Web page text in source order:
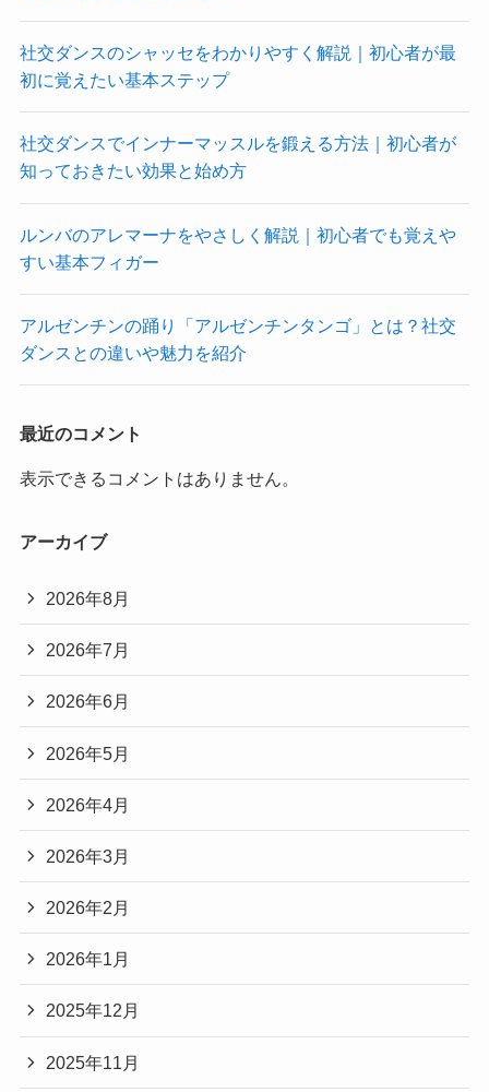
社交ダンスのシャッセをわかりやすく解説｜初心者が最
初に覚えたい基本ステップ
社交ダンスでインナーマッスルを鍛える方法｜初心者が
知っておきたい効果と始め方
ルンバのアレマーナをやさしく解説｜初心者でも覚えや
すい基本フィガー
アルゼンチンの踊り「アルゼンチンタンゴ」とは？社交
ダンスとの違いや魅力を紹介
最近のコメント
表示できるコメントはありません。
アーカイブ
2026年8月
2026年7月
2026年6月
2026年5月
2026年4月
2026年3月
2026年2月
2026年1月
2025年12月
2025年11月